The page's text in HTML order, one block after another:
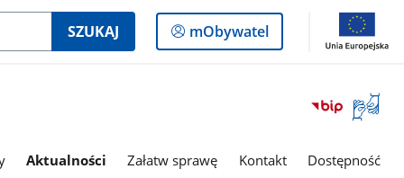
SZUKAJ
Logowanie
do
mObywatel
Otwórz
okno
Aktualności Załatw sprawę Kontakt Dostępność